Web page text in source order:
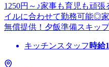
1250円～♪家事も育児も頑
イルに合わせて勤務可能◎
無償提供！夕飯準備スキッ
キッチンスタッフ 時給